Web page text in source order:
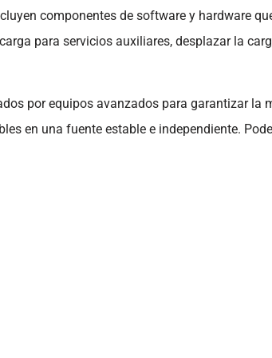
componentes de software y hardware
para servicios auxiliares, desplazar la
por equipos avanzados para garantizar la
en una fuente estable e independiente.